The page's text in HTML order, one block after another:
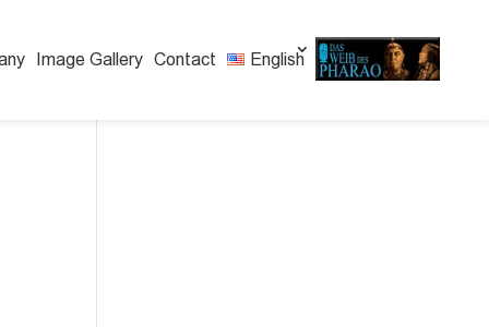
Image Gallery Contact English